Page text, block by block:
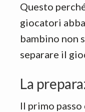
Questo
giocatori
bambino non
separare il
La
Il primo